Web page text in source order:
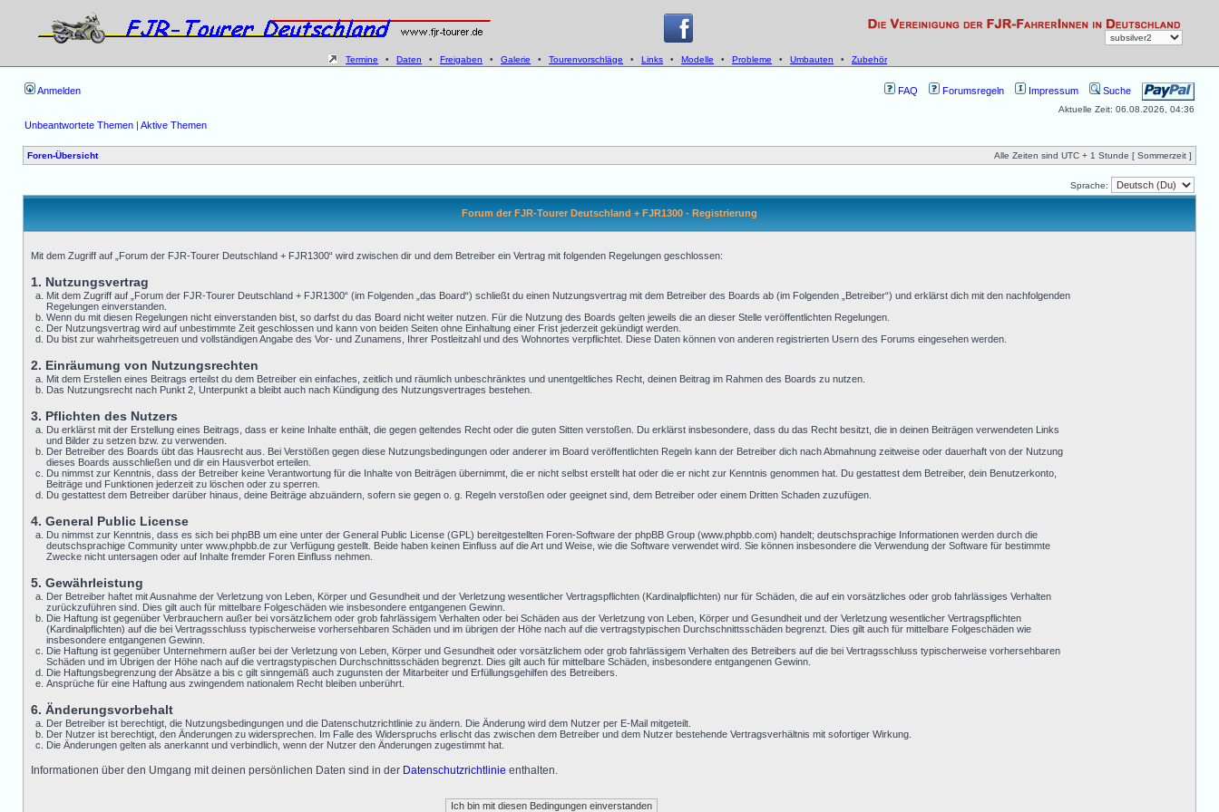
Termine • Daten • Freigaben • Galerie • Tourenvorschläge • Links • Modelle • Probleme • Umbauten • Zubehör
Anmelden FAQ Forumsregeln Impressum Suche
Aktuelle Zeit: 06.08.2026, 04:36
Unbeantwortete Themen | Aktive Themen
Foren-Übersicht Alle Zeiten sind UTC + 1 Stunde [ Sommerzeit ]
Sprache:
Forum der FJR-Tourer Deutschland + FJR1300 - Registrierung
Mit dem Zugriff auf „Forum der FJR-Tourer Deutschland + FJR1300“ wird zwischen dir und dem Betreiber ein Vertrag mit folgenden Regelungen geschlossen:
1. Nutzungsvertrag
Mit dem Zugriff auf „Forum der FJR-Tourer Deutschland + FJR1300“ (im Folgenden „das Board“) schließt du einen Nutzungsvertrag mit dem Betreiber des Boards ab (im Folgenden „Betreiber“) und erklärst dich mit den nachfolgenden
Regelungen einverstanden.
Wenn du mit diesen Regelungen nicht einverstanden bist, so darfst du das Board nicht weiter nutzen. Für die Nutzung des Boards gelten jeweils die an dieser Stelle veröffentlichten Regelungen.
Der Nutzungsvertrag wird auf unbestimmte Zeit geschlossen und kann von beiden Seiten ohne Einhaltung einer Frist jederzeit gekündigt werden.
Du bist zur wahrheitsgetreuen und vollständigen Angabe des Vor- und Zunamens, Ihrer Postleitzahl und des Wohnortes verpflichtet. Diese Daten können von anderen registrierten Usern des Forums eingesehen werden.
2. Einräumung von Nutzungsrechten
Mit dem Erstellen eines Beitrags erteilst du dem Betreiber ein einfaches, zeitlich und räumlich unbeschränktes und unentgeltliches Recht, deinen Beitrag im Rahmen des Boards zu nutzen.
Das Nutzungsrecht nach Punkt 2, Unterpunkt a bleibt auch nach Kündigung des Nutzungsvertrages bestehen.
3. Pflichten des Nutzers
Du erklärst mit der Erstellung eines Beitrags, dass er keine Inhalte enthält, die gegen geltendes Recht oder die guten Sitten verstoßen. Du erklärst insbesondere, dass du das Recht besitzt, die in deinen Beiträgen verwendeten Links
und Bilder zu setzen bzw. zu verwenden.
Der Betreiber des Boards übt das Hausrecht aus. Bei Verstößen gegen diese Nutzungsbedingungen oder anderer im Board veröffentlichten Regeln kann der Betreiber dich nach Abmahnung zeitweise oder dauerhaft von der Nutzung
dieses Boards ausschließen und dir ein Hausverbot erteilen.
Du nimmst zur Kenntnis, dass der Betreiber keine Verantwortung für die Inhalte von Beiträgen übernimmt, die er nicht selbst erstellt hat oder die er nicht zur Kenntnis genommen hat. Du gestattest dem Betreiber, dein Benutzerkonto,
Beiträge und Funktionen jederzeit zu löschen oder zu sperren.
Du gestattest dem Betreiber darüber hinaus, deine Beiträge abzuändern, sofern sie gegen o. g. Regeln verstoßen oder geeignet sind, dem Betreiber oder einem Dritten Schaden zuzufügen.
4. General Public License
Du nimmst zur Kenntnis, dass es sich bei phpBB um eine unter der General Public License (GPL) bereitgestellten Foren-Software der phpBB Group (www.phpbb.com) handelt; deutschsprachige Informationen werden durch die
deutschsprachige Community unter www.phpbb.de zur Verfügung gestellt. Beide haben keinen Einfluss auf die Art und Weise, wie die Software verwendet wird. Sie können insbesondere die Verwendung der Software für bestimmte
Zwecke nicht untersagen oder auf Inhalte fremder Foren Einfluss nehmen.
5. Gewährleistung
Der Betreiber haftet mit Ausnahme der Verletzung von Leben, Körper und Gesundheit und der Verletzung wesentlicher Vertragspflichten (Kardinalpflichten) nur für Schäden, die auf ein vorsätzliches oder grob fahrlässiges Verhalten
zurückzuführen sind. Dies gilt auch für mittelbare Folgeschäden wie insbesondere entgangenen Gewinn.
Die Haftung ist gegenüber Verbrauchern außer bei vorsätzlichem oder grob fahrlässigem Verhalten oder bei Schäden aus der Verletzung von Leben, Körper und Gesundheit und der Verletzung wesentlicher Vertragspflichten
(Kardinalpflichten) auf die bei Vertragsschluss typischerweise vorhersehbaren Schäden und im übrigen der Höhe nach auf die vertragstypischen Durchschnittsschäden begrenzt. Dies gilt auch für mittelbare Folgeschäden wie
insbesondere entgangenen Gewinn.
Die Haftung ist gegenüber Unternehmern außer bei der Verletzung von Leben, Körper und Gesundheit oder vorsätzlichem oder grob fahrlässigem Verhalten des Betreibers auf die bei Vertragsschluss typischerweise vorhersehbaren
Schäden und im Übrigen der Höhe nach auf die vertragstypischen Durchschnittsschäden begrenzt. Dies gilt auch für mittelbare Schäden, insbesondere entgangenen Gewinn.
Die Haftungsbegrenzung der Absätze a bis c gilt sinngemäß auch zugunsten der Mitarbeiter und Erfüllungsgehilfen des Betreibers.
Ansprüche für eine Haftung aus zwingendem nationalem Recht bleiben unberührt.
6. Änderungsvorbehalt
Der Betreiber ist berechtigt, die Nutzungsbedingungen und die Datenschutzrichtlinie zu ändern. Die Änderung wird dem Nutzer per E-Mail mitgeteilt.
Der Nutzer ist berechtigt, den Änderungen zu widersprechen. Im Falle des Widerspruchs erlischt das zwischen dem Betreiber und dem Nutzer bestehende Vertragsverhältnis mit sofortiger Wirkung.
Die Änderungen gelten als anerkannt und verbindlich, wenn der Nutzer den Änderungen zugestimmt hat.
Informationen über den Umgang mit deinen persönlichen Daten sind in der Datenschutzrichtlinie enthalten.